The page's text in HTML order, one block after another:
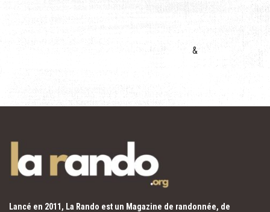
&
Lancé en 2011, La Rando est un Magazine de randonnée, de